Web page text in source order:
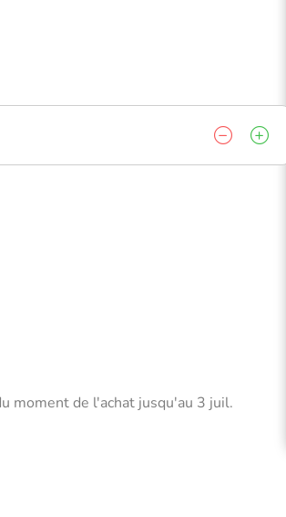
moment de l'achat jusqu'au 3 juil.